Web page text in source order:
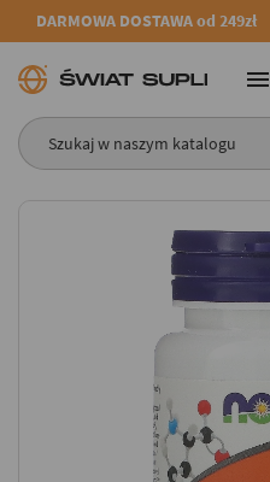
DARMOWA DOSTAWA od 249zł
